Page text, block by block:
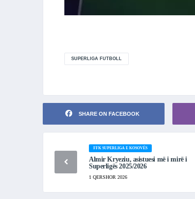
SUPERLIGA FUTBOLL
SHARE ON FACEBOOK
FFK SUPERLIGA E KOSOVËS
Almir Kryeziu, asistuesi më i mirë i
Superligës 2025/2026
1 QERSHOR 2026